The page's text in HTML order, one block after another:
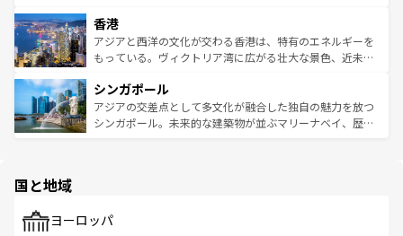
とつ。フォーやバインミー、ベトナムコーヒーなどは、ぜ
ひ現地で味わいたい。どの地域を訪れてもあたたかい人々
が旅行者を迎えてくれるので、きっと忘れられない旅にな
参照してほしい。
の活気が交差している。北部ではチェンマイなどの山岳地
帯で自然と触れ合い、南部ではプーケットやクラビの美し
いビーチでリゾート気分を楽しむことができる。タイ料理
激する。気候は一年中温暖で、どの季節にも異なる楽しみ
が待っている。親しみやすいタイの人々、仏教を中心とし
た文化、そして多様な観光資源が、訪れる旅人を魅了し続
香港
アジアと西洋の文化が交わる香港は、特有のエネルギーを
もっている。ヴィクトリア湾に広がる壮大な景色、近未来
み、どこを訪れても感動するはず。観光スポットが密集し
ており、効率よく見どころを回れるのも魅力。息をのむよ
うな絶景から文化的な体験まで、香港を存分に楽しみ尽く
シンガポール
アジアの交差点として多文化が融合した独自の魅力を放つ
シンガポール。未来的な建築物が並ぶマリーナベイ、歴史
で、ホーカーズは地元の風情を楽しめる外せないスポット
国と地域
ヨーロッパ